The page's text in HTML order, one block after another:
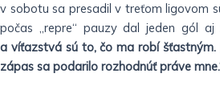
v sobotu sa presadil v treťom ligovom
počas „repre“ pauzy dal jeden gól aj
a víťazstvá sú to, čo ma robí šťastným.
zápas sa podarilo rozhodnúť práve